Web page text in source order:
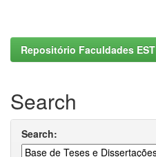
Repositório Faculdades EST
Search
Search: